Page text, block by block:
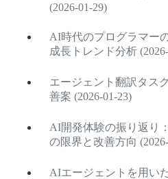
(2026-01-29)
AI時代のプログラマー
成長トレンド分析
エージェント翻訳タス
善案 (2026-01-23)
AI開発体験の振り返り
の限界と改善方向
AIエージェントを用い